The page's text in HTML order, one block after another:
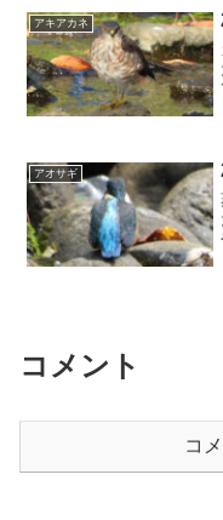
アキアカネ
アオサギ
コメント
コ